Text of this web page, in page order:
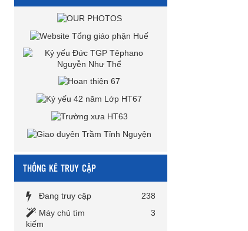
THỐNG KÊ TRUY CẬP
Đang truy cập
238
Máy chủ tìm
kiếm
3